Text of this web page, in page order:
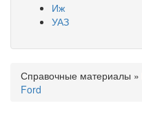
Иж
УАЗ
Вы здесь
Справочные материалы »
Ford